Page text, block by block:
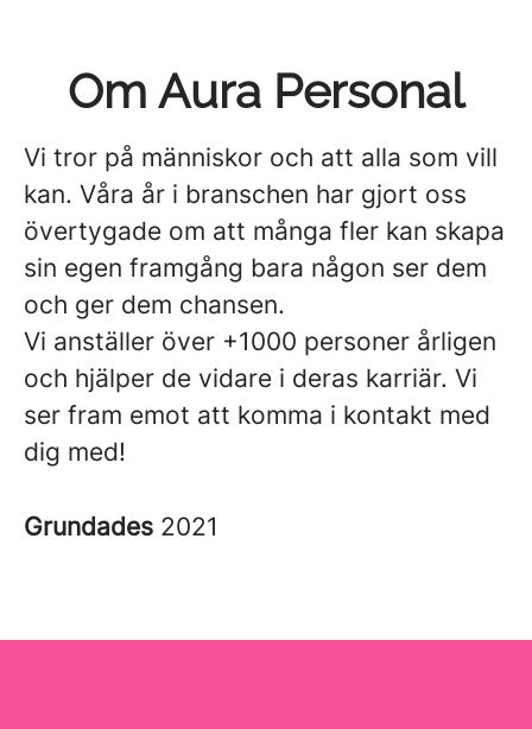
Om Aura Personal
Vi tror på människor och att alla som vill
kan. Våra år i branschen har gjort oss
övertygade om att många fler kan skapa
sin egen framgång bara någon ser dem
och ger dem chansen.
Vi anställer över +1000 personer årligen
och hjälper de vidare i deras karriär. Vi
ser fram emot att komma i kontakt med
dig med!
Grundades 2021